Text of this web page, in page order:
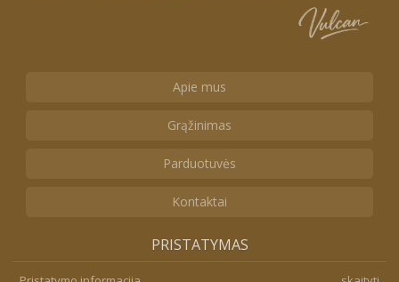
Apie mus
Grąžinimas
Parduotuvės
Kontaktai
PRISTATYMAS